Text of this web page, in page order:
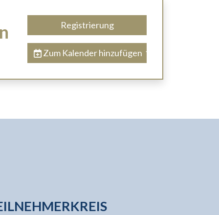
Registrierung
Zum Kalender hinzufügen